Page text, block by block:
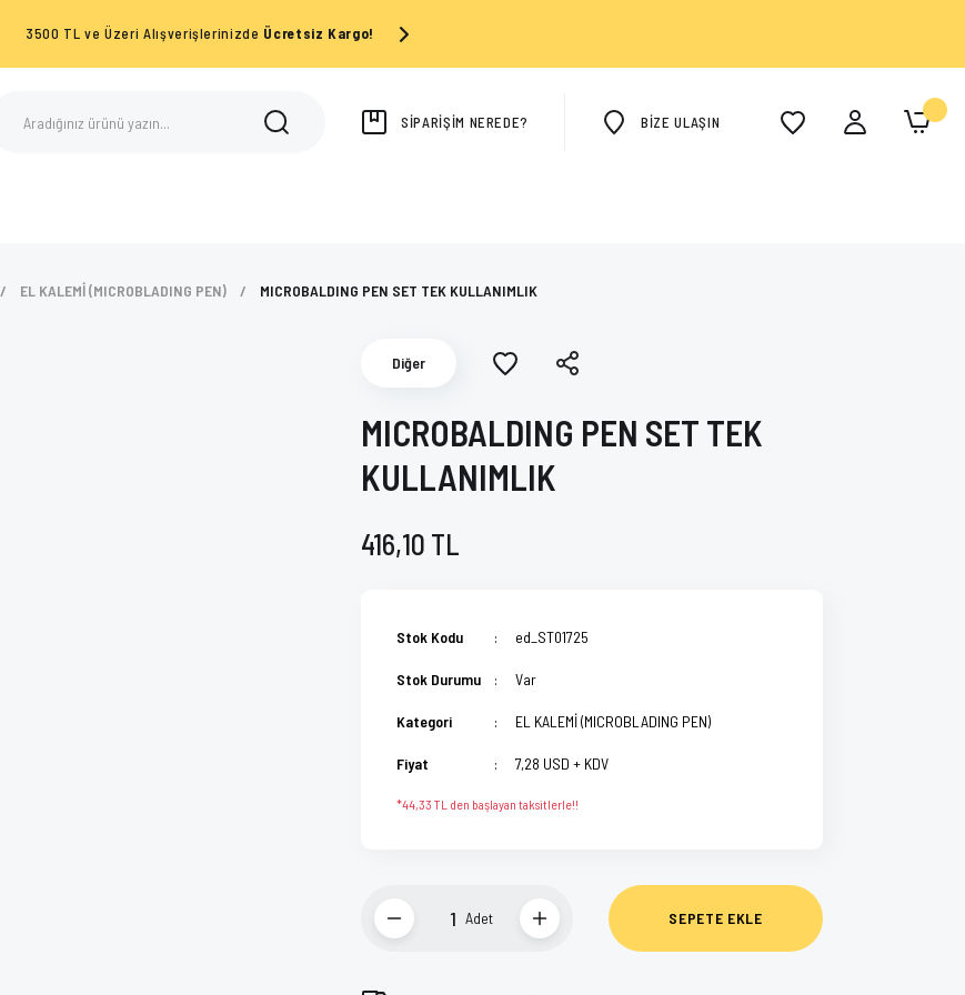
3500 TL ve Üzeri Alışverişlerinizde Ücretsiz Kargo!
SİPARİŞİM NEREDE? BİZE ULAŞIN
EL KALEMİ (MICROBLADING PEN) MICROBALDING PEN SET TEK KULLANIMLIK
Diğer
MICROBALDING PEN SET TEK
KULLANIMLIK
416,10 TL
Stok Kodu ed_ST01725
Stok Durumu Var
Kategori EL KALEMİ (MICROBLADING PEN)
Fiyat 7,28 USD + KDV
*44,33 TL den başlayan taksitlerle!!
Adet SEPETE EKLE